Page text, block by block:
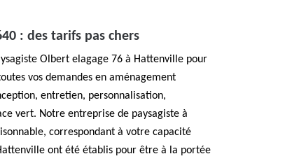
: des tarifs pas chers
Olbert elagage 76 à Hattenville pour
vos demandes en aménagement
entretien, personnalisation,
vert. Notre entreprise de paysagiste à
correspondant à votre capacité
ont été établis pour être à la portée